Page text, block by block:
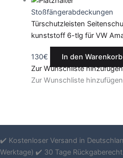
Stoßfängerabdeckungen
Türschutzleisten
kunststoff 6-tlg für VW
130€
In den Warenkorb
Zur Wunschliste hinzufügen
Zur Wunschliste hinzufügen
✔️ Kostenloser Versand in
Werktage) ✔️ 30 Tage